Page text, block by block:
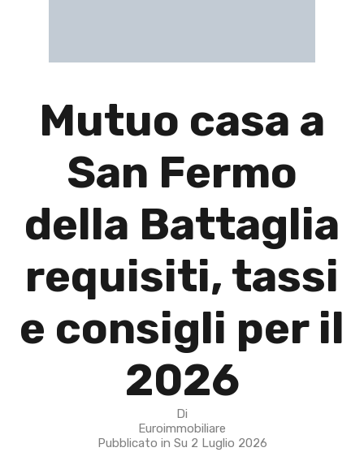
Mutuo casa a
San Fermo
della Battaglia
requisiti, tassi
e consigli per il
2026
Di
Euroimmobiliare
Pubblicato in Su 2 Luglio 2026